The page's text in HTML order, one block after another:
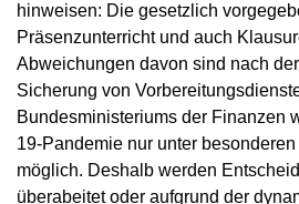
hinweisen: Die gesetzlich
Präsenzunterricht und auch
Abweichungen davon sind nach
Sicherung von
Bundesministeriums der Finanzen
19-Pandemie nur unter
möglich. Deshalb werden
überabeitet oder aufgrund der